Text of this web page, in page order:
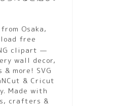
Osaka,
free
clipart —
wall decor,
more! SVG
& Cricut
Made with
crafters &